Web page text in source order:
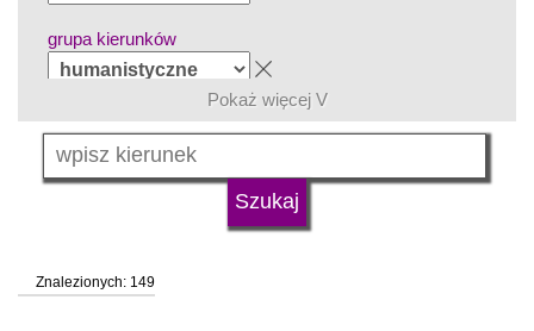
grupa kierunków
język
status uczelni
Pokaż więcej V
Znalezionych: 149